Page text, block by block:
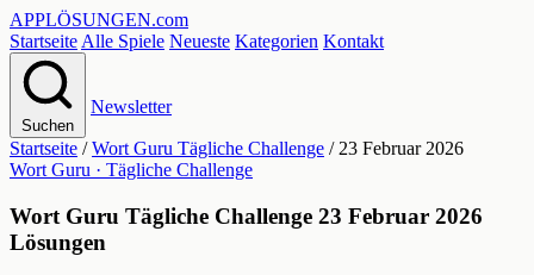
APPLÖSUNGEN.com
Startseite Alle Spiele Neueste Kategorien Kontakt
Suchen
Newsletter
Startseite / Wort Guru Tägliche Challenge / 23 Februar 2026
Wort Guru · Tägliche Challenge
Wort Guru Tägliche Challenge 23 Februar 2026
Lösungen